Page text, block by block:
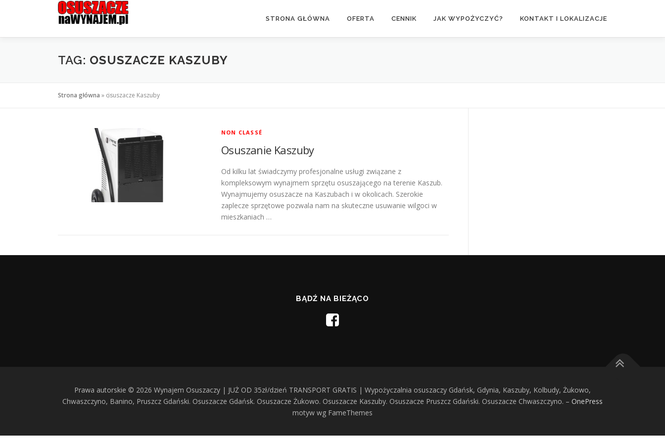
STRONA GŁÓWNA OFERTA CENNIK JAK WYPOŻYCZYĆ? KONTAKT I LOKALIZACJE
TAG: OSUSZACZE KASZUBY
Strona główna » osuszacze Kaszuby
NON CLASSÉ
Osuszanie Kaszuby
Od kilku lat świadczymy profesjonalne usługi związane z
kompleksowym wynajmem sprzętu osuszającego na terenie Kaszub.
Wynajmujemy osuszacze na Kaszubach i w okolicach. Szerokie
zaplecze sprzętowe pozwala nam na skuteczne usuwanie wilgoci w
mieszkaniach …
BĄDŹ NA BIEŻĄCO
Prawa autorskie © 2026 Wynajem Osuszaczy | JUŻ OD 35zł/dzień TRANSPORT GRATIS | Wypożyczalnia osuszaczy Gdańsk, Gdynia, Kaszuby, Kolbudy, Żukowo,
Chwaszczyno, Banino, Pruszcz Gdański. Osuszacze Gdańsk. Osuszacze Żukowo. Osuszacze Kaszuby. Osuszacze Pruszcz Gdański. Osuszacze Chwaszczyno. – OnePress
motyw wg FameThemes